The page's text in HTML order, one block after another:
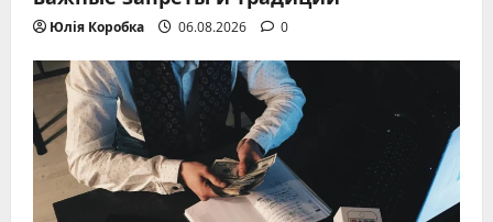
Юлія Коробка 06.08.2026 0